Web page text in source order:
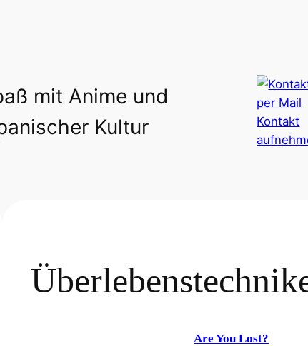
mit Anime und
Kultur
Are You Lost?